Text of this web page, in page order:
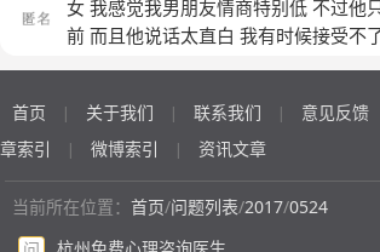
着跟别的同事比，人家老公都有双休能
我昨天在广州旅游时，因儿子不乖，
地对我说不要妈妈，要阿姨（同行的同
们自己过自己的生活，别管我了，说我
女 我感觉我男朋友情商特别低 不过他
前 而且他说话太直白 我有时候接受不
到后面他越来越冷淡 做什么事情没以
首页 | 关于我们 | 联系我们 | 意见反馈
章索引
| 微博索引 | 资讯文章
当前所在位置： 首页/问题列表/2017/0524